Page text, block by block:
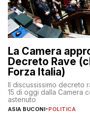
La Camera
Decreto Rave
Forza Italia)
Il discussissimo decreto
15 di oggi dalla Camera
astenuto
ASIA BUCONI-POLITICA